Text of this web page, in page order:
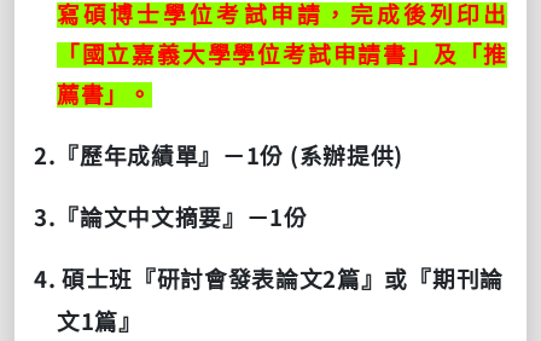
寫碩博士學位考試申請，完成後列印出
「國立嘉義大學學位考試申請書」及「推
薦書」。
2. 『歷年成績單』－1份 (系辦提供)
3. 『論文中文摘要』－1份
4. 碩士班『研討會發表論文2篇』或『期刊論
文1篇』